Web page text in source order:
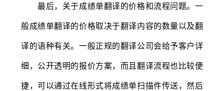
最后，关于成绩单翻译的价格和流程问题。一
般成绩单翻译的价格取决于翻译内容的数量以及翻
译的语种有关。一般正规的翻译公司会给予客户详
细，公开透明的报价方案，而且翻译流程也比较便
捷，可以通过在线形式将成绩单扫描件传送，然后